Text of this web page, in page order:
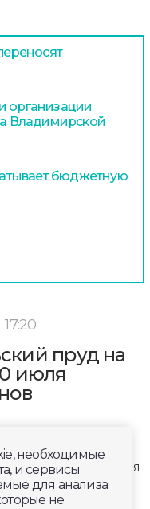
организации
Владимирской
бюджетную
17:20
пруд на
июля
необходимые
и сервисы
для анализа
не